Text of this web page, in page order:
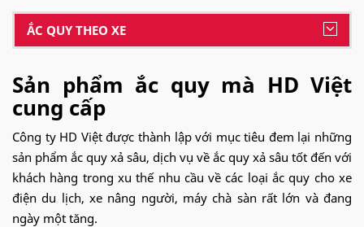
ẮC QUY THEO XE
Sản phẩm ắc quy mà HD Việt
cung cấp
Công ty HD Việt được thành lập với mục tiêu đem lại những
sản phẩm ắc quy xả sâu, dịch vụ về ắc quy xả sâu tốt đến với
khách hàng trong xu thế nhu cầu về các loại ắc quy cho xe
điện du lịch, xe nâng người, máy chà sàn rất lớn và đang
ngày một tăng.